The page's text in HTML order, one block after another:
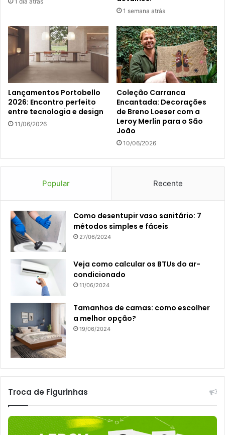
1 semana atrás
Lançamentos Portobello
2026: Encontro perfeito
entre tecnologia e design
11/06/2026
Coleção Carranca
Encantada: Decorações
de Breno Loeser com a
Leroy Merlin para o São
João
10/06/2026
Popular Recente
Como desentupir vaso sanitário: 7
métodos simples e fáceis
27/06/2024
Veja como calcular os BTUs do ar-
condicionado
11/06/2024
Tamanhos de camas: como escolher
a melhor opção?
19/06/2024
Troca de Figurinhas